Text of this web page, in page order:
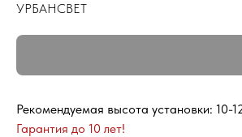
УРБАНСВЕТ
Рекомендуемая высота установки: 10-
Гарантия до 10 лет!